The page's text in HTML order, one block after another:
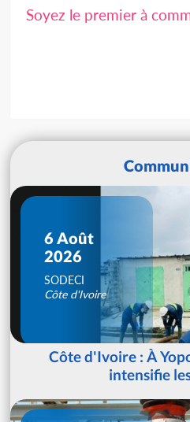
Soyez le premier à
6 Août
2026
SODECI
Côte d'Ivoire
Côte d'Ivoire : À
intensifie